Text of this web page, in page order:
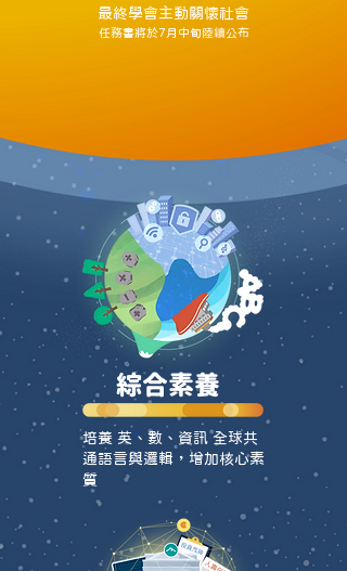
最終學會主動關懷社會
任務書將於7月中旬陸續公布
​綜合素養
培養 英、數、資訊 全球共
通語言與邏輯，增加核心素
質